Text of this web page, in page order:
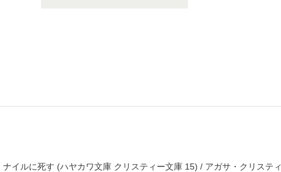
イルに死す (ハヤカワ文庫 クリスティー文庫 15) / アガサ・クリスティ